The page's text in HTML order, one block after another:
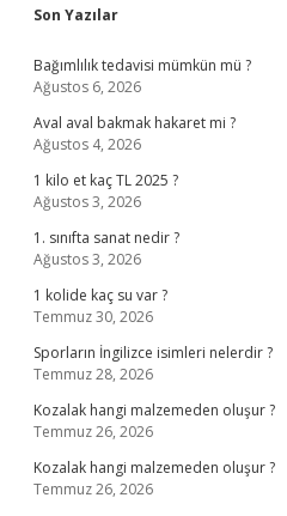
Sidebar
Son Yazılar
Bağımlılık tedavisi mümkün mü ?
Ağustos 6, 2026
Aval aval bakmak hakaret mi ?
Ağustos 4, 2026
1 kilo et kaç TL 2025 ?
Ağustos 3, 2026
1. sınıfta sanat nedir ?
Ağustos 3, 2026
1 kolide kaç su var ?
Temmuz 30, 2026
Sporların İngilizce isimleri nelerdir ?
Temmuz 28, 2026
Kozalak hangi malzemeden oluşur ?
Temmuz 26, 2026
Kozalak hangi malzemeden oluşur ?
Temmuz 26, 2026